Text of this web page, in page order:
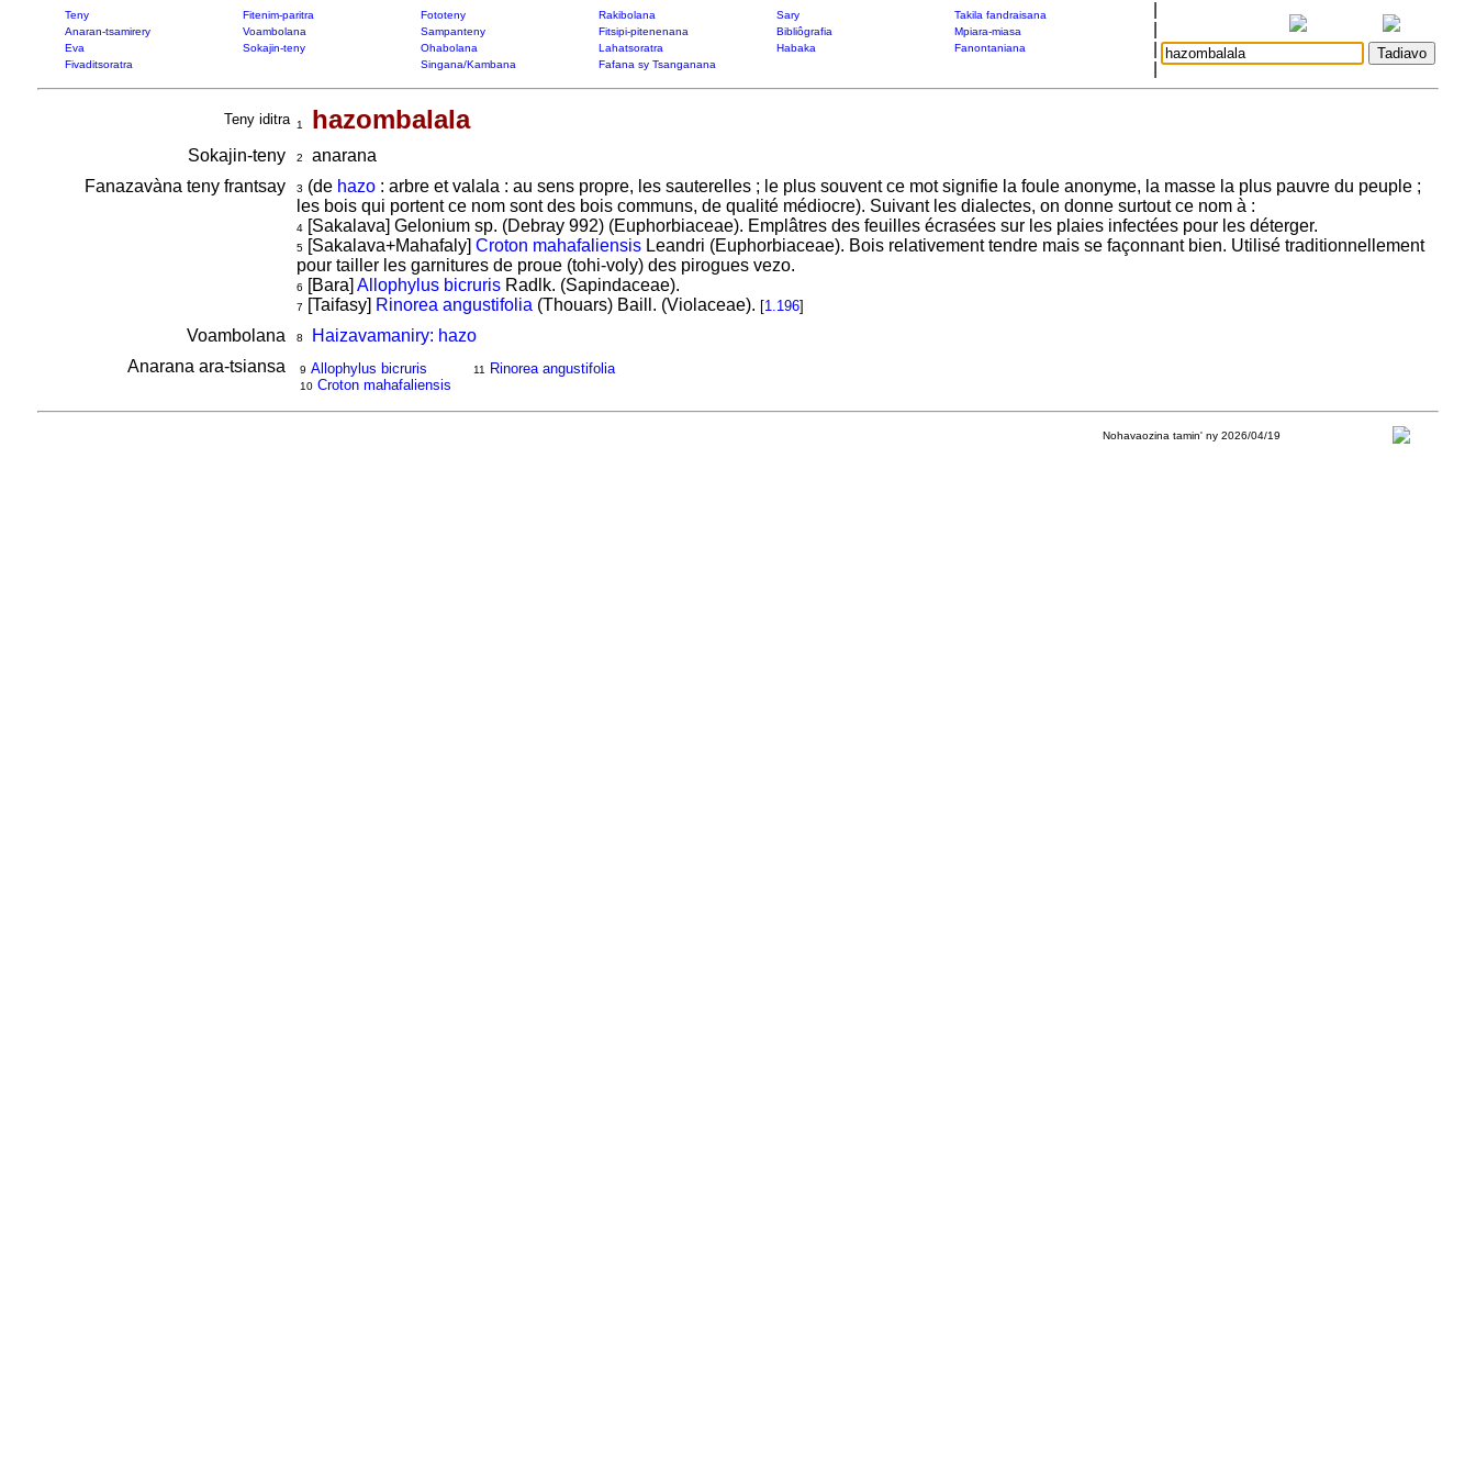
Teny Fitenim-paritra Fototeny Rakibolana Sary
Takila fandraisana
Anaran-tsamirery
Voambolana Sampanteny Fitsipi-pitenenana Bibliôgrafia
Mpiara-miasa
Eva
Sokajin-teny Ohabolana Lahatsoratra Habaka
Fanontaniana
Fivaditsoratra
Singana/Kambana Fafana sy Tsanganana
Teny iditra 1 hazombalala
Sokajin-teny 2
anarana
Fanazavàna teny frantsay
3 (de hazo: arbre et valala : au sens propre, les sauterelles ; le plus souvent ce mot signifie la foule anonyme, la masse la plus pauvre du peuple ;
les bois qui portent ce nom sont des bois communs, de qualité médiocre). Suivant les dialectes, on donne surtout ce nom à :
4[Sakalava] Gelonium sp. (Debray 992) (Euphorbiaceae). Emplâtres des feuilles écrasées sur les plaies infectées pour les déterger.
5[Sakalava+Mahafaly] Croton mahafaliensisLeandri (Euphorbiaceae). Bois relativement tendre mais se façonnant bien. Utilisé traditionnellement
pour tailler les garnitures de proue (tohi-voly) des pirogues vezo.
6 [Bara] Allophylus bicrurisRadlk. (Sapindaceae).
7 [Taifasy] Rinorea angustifolia (Thouars) Baill. (Violaceae). [1.196]
Voambolana 8
Haizavamaniry: hazo
Anarana ara-tsiansa
9 Allophylus bicruris
10 Croton mahafaliensis
11 Rinorea angustifolia
Nohavaozina tamin' ny 2026/04/19